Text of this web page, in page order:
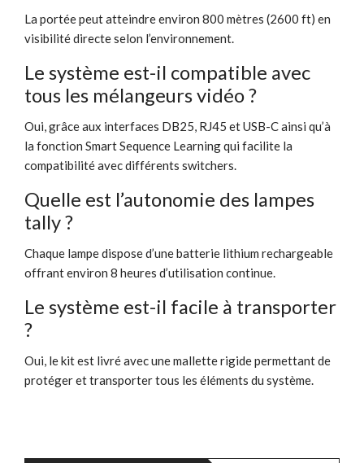
La portée peut atteindre environ 800 mètres (2600 ft) en
visibilité directe selon l’environnement.
Le système est-il compatible avec
tous les mélangeurs vidéo ?
Oui, grâce aux interfaces DB25, RJ45 et USB-C ainsi qu’à
la fonction Smart Sequence Learning qui facilite la
compatibilité avec différents switchers.
Quelle est l’autonomie des lampes
tally ?
Chaque lampe dispose d’une batterie lithium rechargeable
offrant environ 8 heures d’utilisation continue.
Le système est-il facile à transporter
?
Oui, le kit est livré avec une mallette rigide permettant de
protéger et transporter tous les éléments du système.